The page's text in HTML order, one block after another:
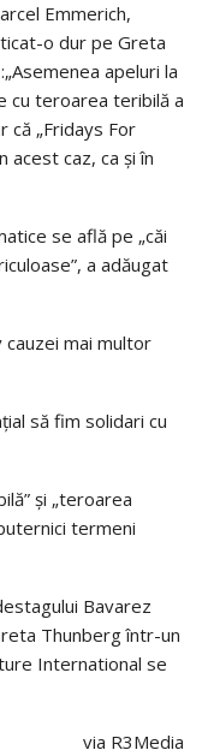
Emmerich,
o dur pe Greta
apeluri la
cu teroarea teribilă a
că „Fridays For
acest caz, ca și în
se află pe „căi
a adăugat
cauzei mai multor
să fim solidari cu
și „teroarea
termeni
Bavarez
Thunberg într-un
International se
via R3Media